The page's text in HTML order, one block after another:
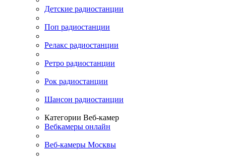
Детские радиостанции
Поп радиостанции
Релакс радиостанции
Ретро радиостанции
Рок радиостанции
Шансон радиостанции
Категории Веб-камер
Вебкамеры онлайн
Веб-камеры Москвы